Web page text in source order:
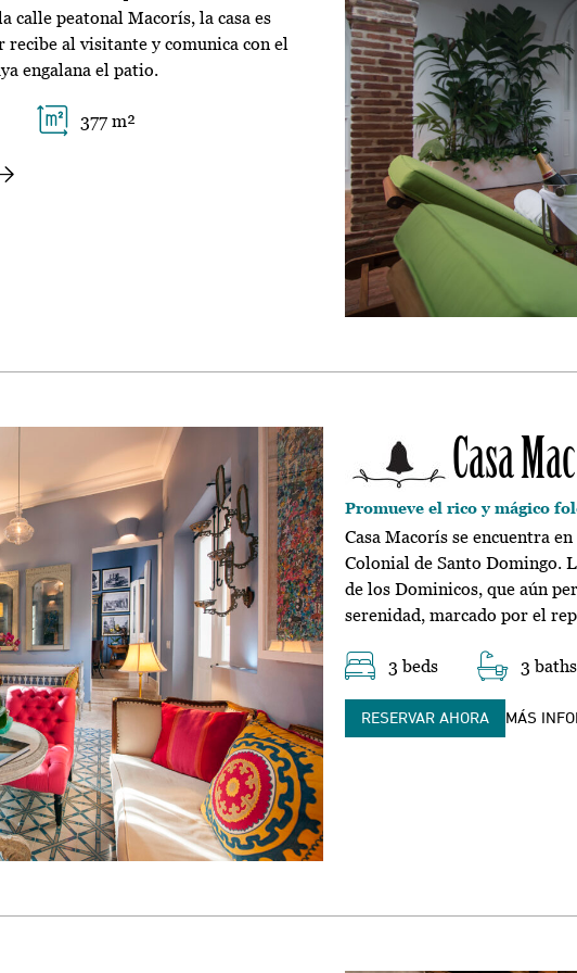
calle peatonal Macorís, la casa es
recibe al visitante y comunica con el
engalana el patio.
377 m²
Casa
Promueve el rico y mágico
Casa Macorís se encuentra
Colonial de Santo Domingo.
de los Dominicos, que aún
serenidad, marcado por el
3 beds 3 baths
RESERVAR AHORA MÁS